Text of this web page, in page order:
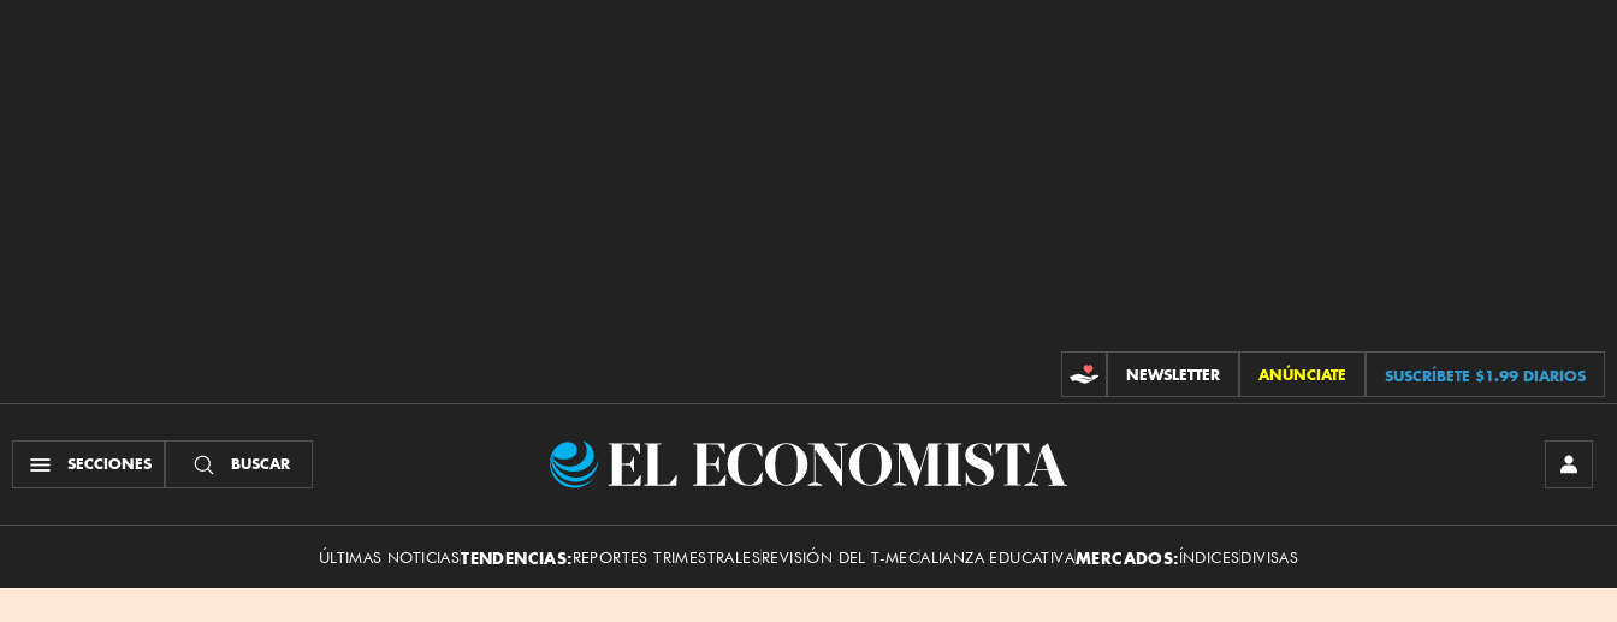
CONTRIBUCIONES
NEWSLETTER ANÚNCIATE SUSCRÍBETE $1.99 DIARIOS
SECCIONES BUSCAR
El
ÚLTIMAS NOTICIASTENDENCIAS:REPORTES TRIMESTRALESREVISIÓN DEL T-MECALIANZA EDUCATIVAMERCADOS:ÍNDICESDIVISAS